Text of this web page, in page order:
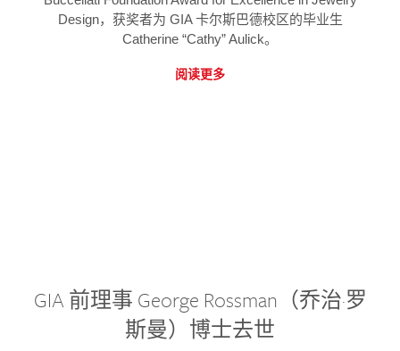
Design，获奖者为 GIA 卡尔斯巴德校区的毕业生
Catherine “Cathy” Aulick。
阅读更多
GIA 前理事 George Rossman（乔治·罗
斯曼）博士去世